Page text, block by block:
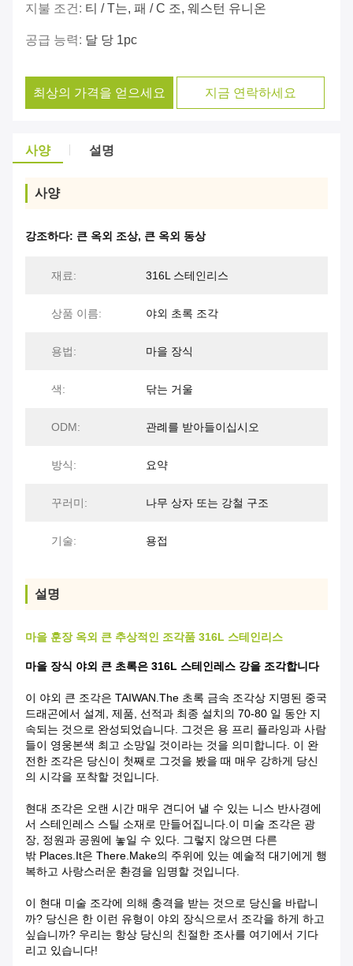
지불 조건: 티 / T는, 패 / C 조, 웨스턴 유니온
공급 능력: 달 당 1pc
최상의 가격을 얻으세요 지금 연락하세요
사양 설명
사양
강조하다: 큰 옥외 조상, 큰 옥외 동상
재료: 316L 스테인리스
상품 이름: 야외 초록 조각
용법: 마을 장식
색: 닦는 거울
ODM: 관례를 받아들이십시오
방식: 요약
꾸러미: 나무 상자 또는 강철 구조
기술: 용접
설명
마을 훈장 옥외 큰 추상적인 조각품 316L 스테인리스
마을 장식 야외 큰 초록은 316L 스테인레스 강을 조각합니다
이 야외 큰 조각은 TAIWAN.The 초록 금속 조각상 지명된 중국
드래곤에서 설계, 제품, 선적과 최종 설치의 70-80 일 동안 지
속되는 것으로 완성되었습니다. 그것은 용 프리 플라잉과 사람
들이 영웅본색 최고 소망일 것이라는 것을 의미합니다. 이 완
전한 조각은 당신이 첫째로 그것을 봤을 때 매우 강하게 당신
의 시각을 포착할 것입니다.
현대 조각은 오랜 시간 매우 견디어 낼 수 있는 니스 반사경에
서 스테인레스 스틸 소재로 만들어집니다.이 미술 조각은 광
장, 정원과 공원에 놓일 수 있다. 그렇지 않으면 다른
밖 Places.it은 There.make의 주위에 있는 예술적 대기에게 행
복하고 사랑스러운 환경을 임명할 것입니다.
이 현대 미술 조각에 의해 충격을 받는 것으로 당신을 바랍니
까? 당신은 한 이런 유형이 야외 장식으로서 조각을 하게 하고
싶습니까? 우리는 항상 당신의 친절한 조사를 여기에서 기다
리고 있습니다!